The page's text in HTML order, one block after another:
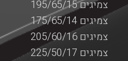
צמיגים 195/65/15
צמיגים 175/65/14
צמיגים 205/60/16
צמיגים 225/50/17